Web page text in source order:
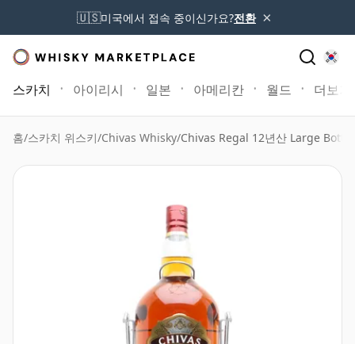
🇺🇸미국에서 접속 중이신가요?전환 ×
스카치 아이리시 일본 아메리칸 월드 더보기
홈/스카치 위스키/Chivas Whisky/Chivas Regal 12년산 Large Bottle